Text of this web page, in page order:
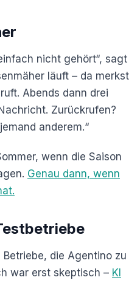
nicht gehört“, sagt
läuft – da merkst
Abends dann drei
Zurückrufen?
anderem.“
wenn die Saison
Genau dann, wenn
die Agentino zu
war erst skeptisch – KI